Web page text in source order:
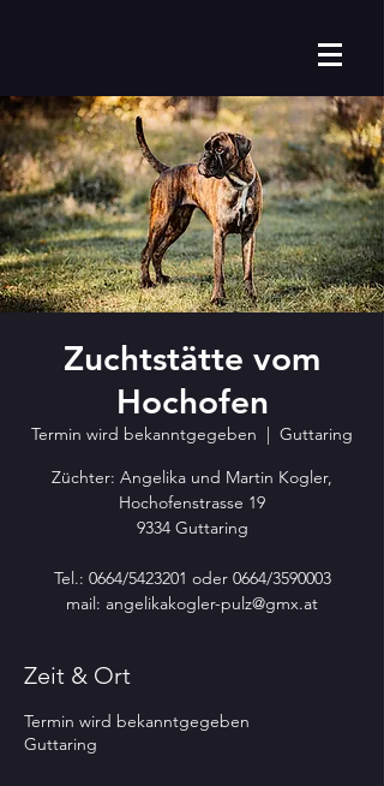
Zuchtstätte vom
Hochofen
Termin wird bekanntgegeben
  |
Guttaring
Züchter: Angelika und Martin Kogler,
Hochofenstrasse 19
9334 Guttaring
Tel.: 0664/5423201 oder 0664/3590003
mail: angelikakogler-pulz@gmx.at
Zeit & Ort
Termin wird bekanntgegeben
Guttaring